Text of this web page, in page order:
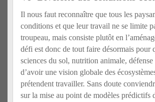
Il nous faut reconnaître que tous les
conditions et que leur travail ne se limite
troupeau, mais consiste plutôt en
défi est donc de tout faire désormais pour
sciences du sol, nutrition animale,
d’avoir une vision globale des
prétendent travailler. Sans doute
sur la mise au point de modèles prédictifs